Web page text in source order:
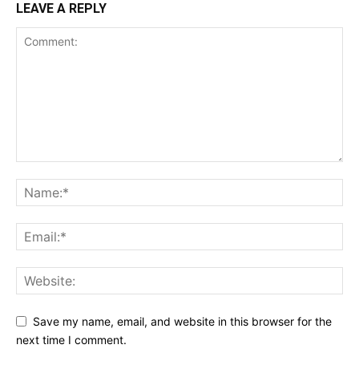
LEAVE A REPLY
Save my name, email, and website in this browser for the
next time I comment.